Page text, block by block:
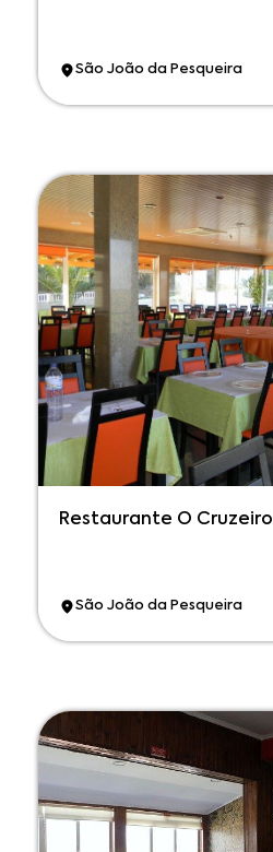
São João da Pesqueira
Restaurante O Cruzeiro
São João da Pesqueira